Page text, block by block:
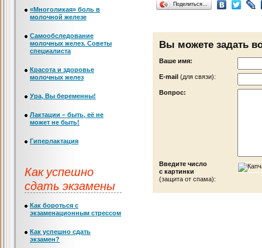
Поделиться…
Вы можете задать
Ваше имя:
Е-mail (для связи):
Вопрос:
Введите число
с картинки
(защита от спама):
«Многоликая» боль в
молочной железе
Самообследование
молочных желез. Советы
специалиста
Красота и здоровье
молочных желез
Ура, Вы беременны!
Лактации – быть, её не
может не быть!
Гиперлактация
Как успешно
сдать экзамены
Как бороться с
экзаменационным стрессом
Как успешно сдать
экзамен?